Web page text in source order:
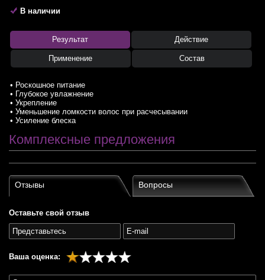
В наличии
Результат Действие
Применение Состав
• Роскошное питание
• Глубокое увлажнение
• Укрепление
• Уменьшение ломкости волос при расчесывании
• Усиление блеска
Комплексные предложения
Отзывы Вопросы
Оставьте свой отзыв
Ваша оценка: